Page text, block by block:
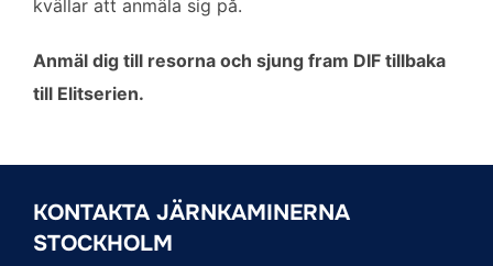
kvällar att anmäla sig på.
Anmäl dig till resorna och sjung fram DIF tillbaka
till Elitserien.
KONTAKTA JÄRNKAMINERNA
STOCKHOLM